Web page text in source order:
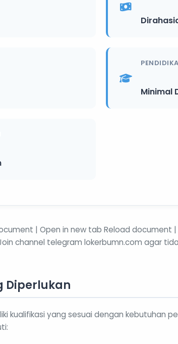
Minimal
| Open in new tab Reload document
Join channel telegram lokerbumn.com agar
Diperlukan
kualifikasi yang sesuai dengan kebutuhan